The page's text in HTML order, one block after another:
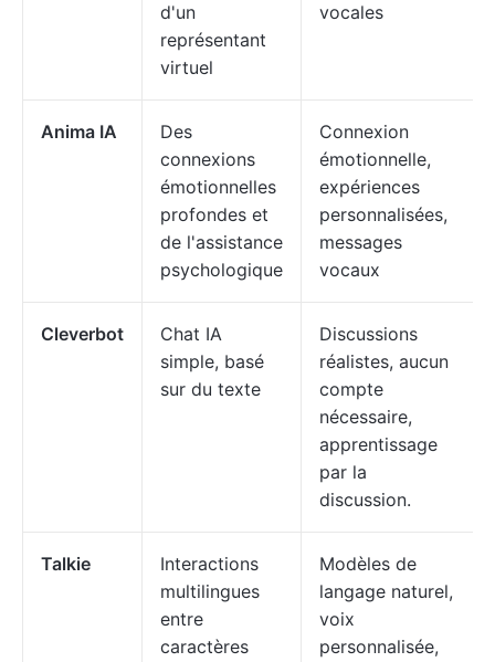
d'un
représentant
virtuel
vocales
Anima IA
Des
connexions
émotionnelles
profondes et
de l'assistance
psychologique
Connexion
émotionnelle,
expériences
personnalisées,
messages
vocaux
Cleverbot
Chat IA
simple, basé
sur du texte
Discussions
réalistes, aucun
compte
nécessaire,
apprentissage
par la
discussion.
Talkie
Interactions
multilingues
entre
caractères
Modèles de
langage naturel,
voix
personnalisée,